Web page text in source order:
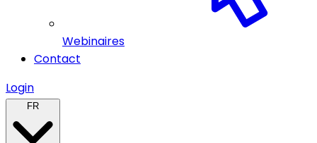
Webinaires
Contact
Login
FR